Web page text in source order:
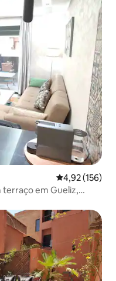
4,92 de uma
4,92 (156)
terraço em Gueliz,